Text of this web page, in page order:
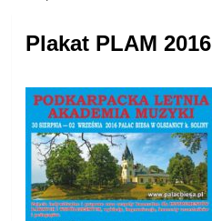
Plakat PLAM 2016